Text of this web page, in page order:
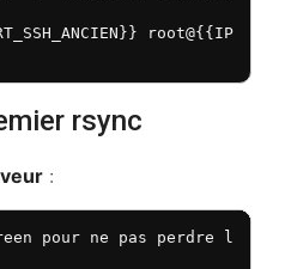
root@{{IP
rsync
:
pour ne pas perdre l